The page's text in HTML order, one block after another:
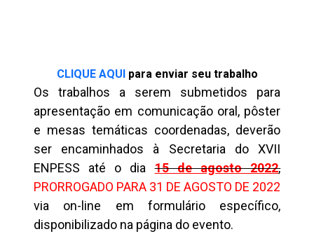
CLIQUE AQUIpara enviar seu trabalho
Os trabalhos a serem submetidos para
apresentação em comunicação oral, pôster
e mesas temáticas coordenadas, deverão
ser encaminhados à Secretaria do XVII
ENPESS até o dia15 de agosto 2022,
PRORROGADO PARA 31 DE AGOSTO DE 2022
via on-line em formulário específico,
disponibilizado na página do evento.